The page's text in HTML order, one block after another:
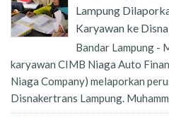
Lampung
Karyawan ke
Bandar Lampung -
karyawan CIMB Niaga Auto
Niaga Company) melaporkan
Disnakertrans Lampung.